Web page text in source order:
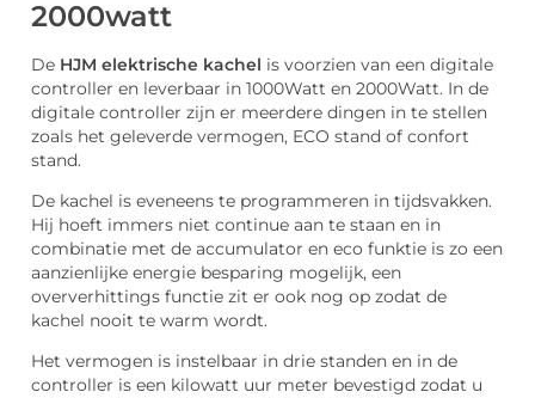
2000watt
De HJM elektrische kachel is voorzien van een digitale
controller en leverbaar in 1000Watt en 2000Watt. In de
digitale controller zijn er meerdere dingen in te stellen
zoals het geleverde vermogen, ECO stand of confort
stand.
De kachel is eveneens te programmeren in tijdsvakken.
Hij hoeft immers niet continue aan te staan en in
combinatie met de accumulator en eco funktie is zo een
aanzienlijke energie besparing mogelijk, een
oververhittings functie zit er ook nog op zodat de
kachel nooit te warm wordt.
Het vermogen is instelbaar in drie standen en in de
controller is een kilowatt uur meter bevestigd zodat u